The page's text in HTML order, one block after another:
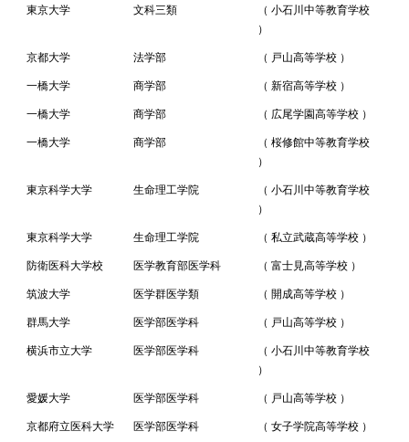
東京大学 文科三類
（ 小石川中等教育学校
）
京都大学 法学部 （ 戸山高等学校 ）
一橋大学 商学部 （ 新宿高等学校 ）
一橋大学 商学部 （ 広尾学園高等学校 ）
一橋大学 商学部
（ 桜修館中等教育学校
）
東京科学大学 生命理工学院
（ 小石川中等教育学校
）
東京科学大学 生命理工学院 （ 私立武蔵高等学校 ）
防衛医科大学校 医学教育部医学科 （ 富士見高等学校 ）
筑波大学 医学群医学類 （ 開成高等学校 ）
群馬大学 医学部医学科 （ 戸山高等学校 ）
横浜市立大学 医学部医学科
（ 小石川中等教育学校
）
愛媛大学 医学部医学科 （ 戸山高等学校 ）
京都府立医科大学 医学部医学科 （ 女子学院高等学校 ）